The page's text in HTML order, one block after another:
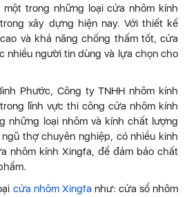
trong những loại cửa nhôm kính
xây dựng hiện nay. Với thiết kế
và khả năng chống thấm tốt, cửa
nhiều người tin dùng và lựa chọn cho
Phước, Công ty TNHH nhôm kính
lĩnh vực thi công cửa nhôm kính
những loại nhôm và kính chất lượng
thợ chuyên nghiệp, có nhiều kinh
nhôm kính Xingfa, để đảm bảo chất
cửa nhôm Xingfa như: cửa sổ nhôm